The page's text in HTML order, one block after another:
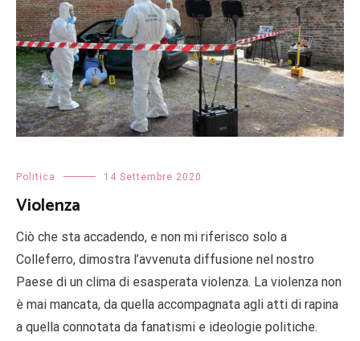
Politica 14 Settembre 2020
Violenza
Ciò che sta accadendo, e non mi riferisco solo a
Colleferro, dimostra l’avvenuta diffusione nel nostro
Paese di un clima di esasperata violenza. La violenza non
è mai mancata, da quella accompagnata agli atti di rapina
a quella connotata da fanatismi e ideologie politiche.